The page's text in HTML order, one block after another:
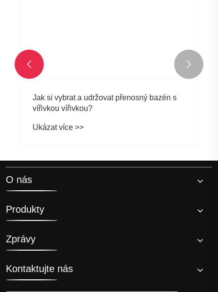
Jak si vybrat a udržovat přenosný bazén s
vířivkou vířivkou?
Ukázat více >>
 
O nás
Produkty
Zprávy
Kontaktujte nás